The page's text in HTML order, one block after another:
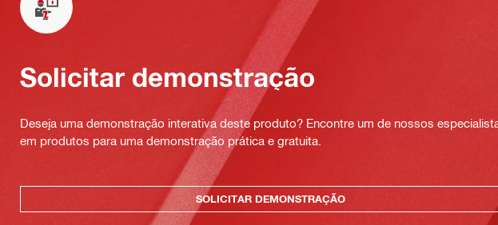
Solicitar demonstração
Deseja uma demonstração interativa deste produto? Encontre um de nossos
em produtos para uma demonstração prática e gratuita.
SOLICITAR DEMONSTRAÇÃO